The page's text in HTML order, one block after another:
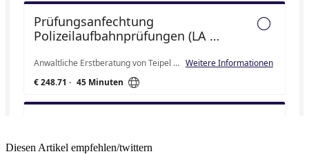
Diesen Artikel empfehlen/twittern